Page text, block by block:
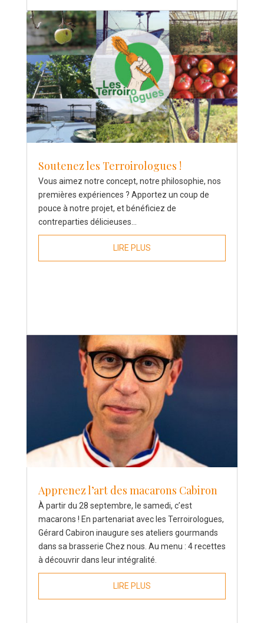
Soutenez les Terroirologues !
Vous aimez notre concept, notre philosophie, nos
premières expériences ? Apportez un coup de
pouce à notre projet, et bénéficiez de
contreparties délicieuses...
LIRE PLUS
Apprenez l’art des macarons Cabiron
À partir du 28 septembre, le samedi, c’est
macarons ! En partenariat avec les Terroirologues,
Gérard Cabiron inaugure ses ateliers gourmands
dans sa brasserie Chez nous. Au menu : 4 recettes
à découvrir dans leur intégralité.
LIRE PLUS